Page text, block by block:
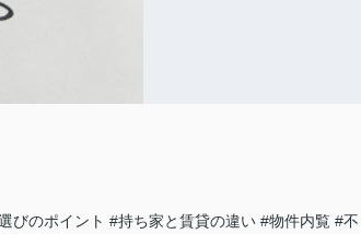
びのポイント #持ち家と賃貸の違い #物件内覧 #不